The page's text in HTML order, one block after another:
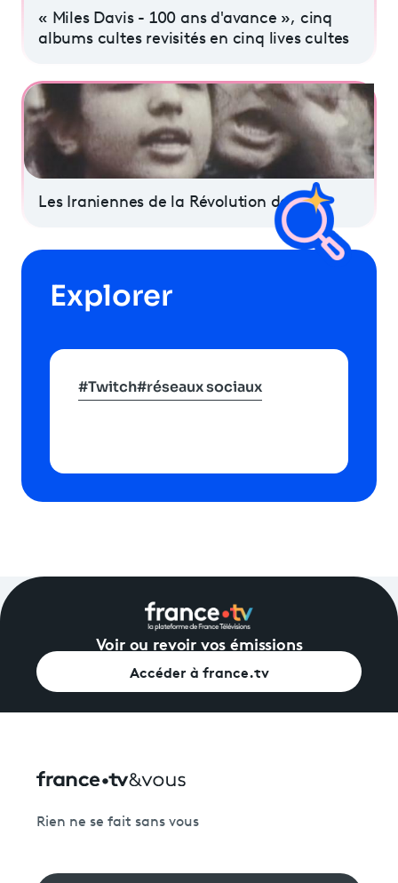
« Miles Davis - 100 ans d'avance », cinq
albums cultes revisités en cinq lives cultes
Les Iraniennes de la Révolution de 1979
Explorer
#Twitch#réseaux sociaux
Voir ou revoir vos émissions
Accéder à france.tv
Rien ne se fait sans vous